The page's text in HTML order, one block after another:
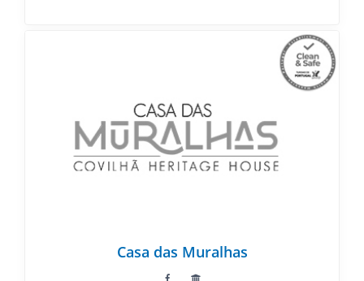
Casa das Muralhas